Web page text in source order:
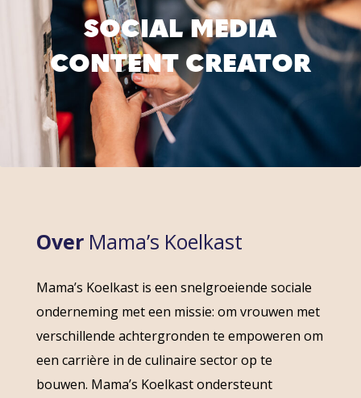
SOCIAL MEDIA
CONTENT CREATOR
Over Mama’s Koelkast
Mama’s Koelkast is een snelgroeiende sociale
onderneming met een missie: om vrouwen met
verschillende achtergronden te empoweren om
een carrière in de culinaire sector op te
bouwen. Mama’s Koelkast ondersteunt